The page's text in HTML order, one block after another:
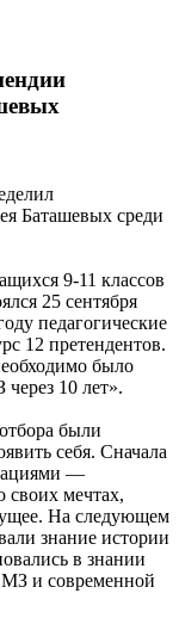
Баташевых среди
9-11 классов
25 сентября
педагогические
12 претендентов.
было
10 лет».
были
себя. Сначала
—
своих мечтах,
На следующем
знание истории
в знании
и современной